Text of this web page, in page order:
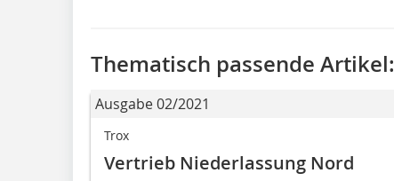
Thematisch passende Artikel:
Ausgabe 02/2021
Trox
Vertrieb Niederlassung Nord